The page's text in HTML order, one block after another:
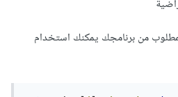
من برنامجك يمكنك استخدام